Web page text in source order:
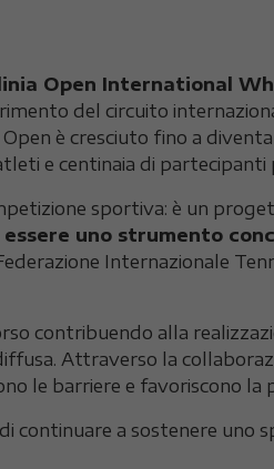
Open International
del circuito
è cresciuto fino a
e centinaia di partecipanti
sportiva: è un
essere uno strumento
Internazionale
contribuendo alla
Attraverso la
le barriere e favoriscono la
continuare a sostenere uno